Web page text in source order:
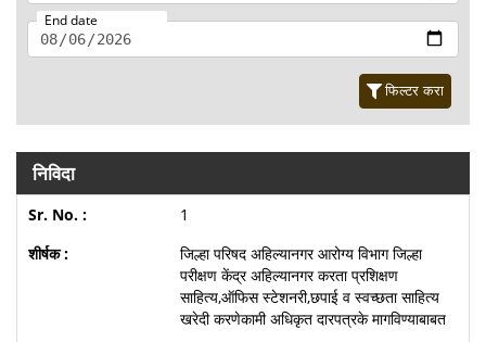
End date
फिल्टर करा
निविदा
1
जिल्हा परिषद अहिल्यानगर आरोग्य विभाग जिल्हा
परीक्षण केंद्र अहिल्यानगर करता प्रशिक्षण
साहित्य,ऑफिस स्टेशनरी,छपाई व स्वच्छता साहित्य
खरेदी करणेकामी अधिकृत दारपत्रके मागविण्याबाबत